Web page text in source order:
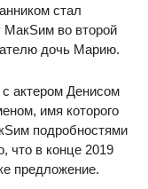
стал
МакSим во второй
дочь Марию.
актером Денисом
имя которого
подробностями
что в конце 2019
предложение.